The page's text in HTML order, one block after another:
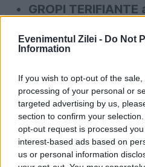
Evenimentul Zilei - Do Not
Information
If you wish to opt-out of the
processing of your personal or
targeted advertising by us,
section to confirm your
opt-out request is processed
interest-based ads based on
us or personal information
GROPI
peste tot în
fenomen ciudat |
CULTURIST
"Vârsta nu este
de spirit" |